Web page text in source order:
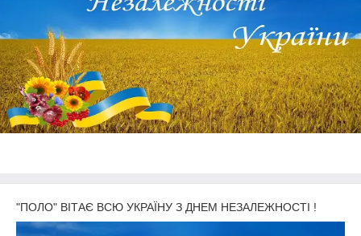
"ПОЛО" ВІТАЄ ВСЮ УКРАЇНУ З ДНЕМ НЕЗАЛЕЖНОСТІ !